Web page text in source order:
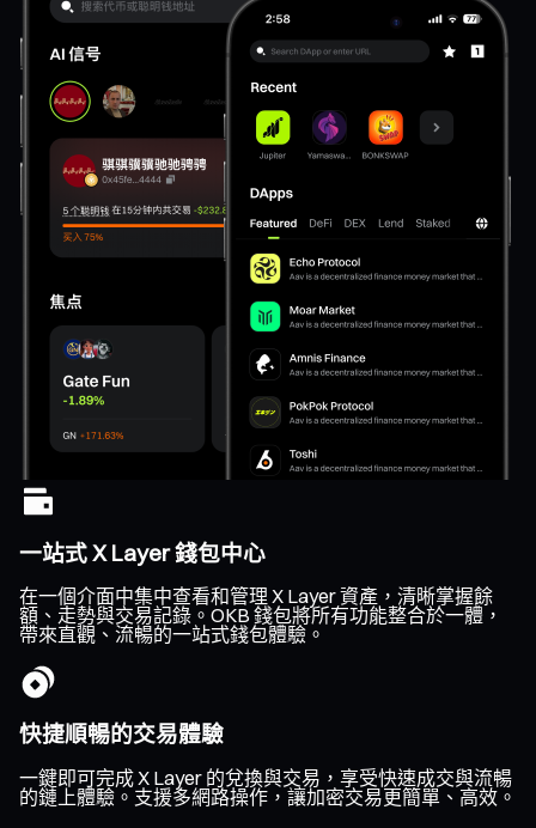
一站式 X Layer 錢包中心
在一個介面中集中查看和管理 X Layer 資產，清晰掌握餘
額、走勢與交易記錄。OKB 錢包將所有功能整合於一體，
帶來直觀、流暢的一站式錢包體驗。
快捷順暢的交易體驗
一鍵即可完成 X Layer 的兌換與交易，享受快速成交與流暢
的鏈上體驗。支援多網路操作，讓加密交易更簡單、高效。